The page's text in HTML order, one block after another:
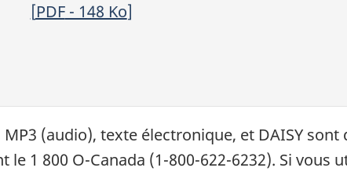
[PDF- 148 Ko]
(audio), texte électronique, et DAISY
le 1 800 O-Canada (1-800-622-6232). Si vous